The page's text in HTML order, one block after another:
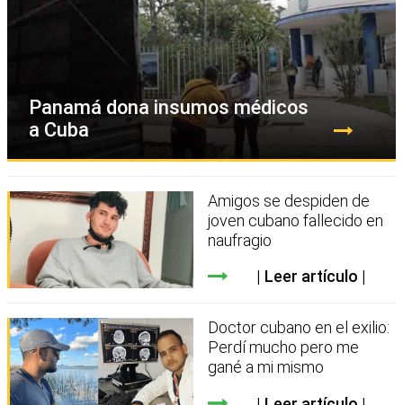
Panamá dona insumos médicos
a Cuba
Amigos se despiden de
joven cubano fallecido en
naufragio
Leer artículo
Doctor cubano en el exilio:
Perdí mucho pero me
gané a mi mismo